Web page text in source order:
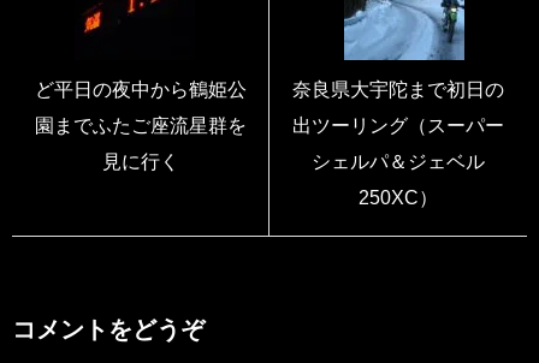
ど平日の夜中から鶴姫公
園までふたご座流星群を
見に行く
奈良県大宇陀まで初日の
出ツーリング（スーパー
シェルパ＆ジェベル
250XC）
コメントをどうぞ